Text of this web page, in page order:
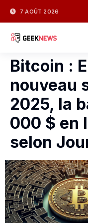
7 AOÛT 2026
Bitcoin :
nouveau
2025, la
000 $ en
selon